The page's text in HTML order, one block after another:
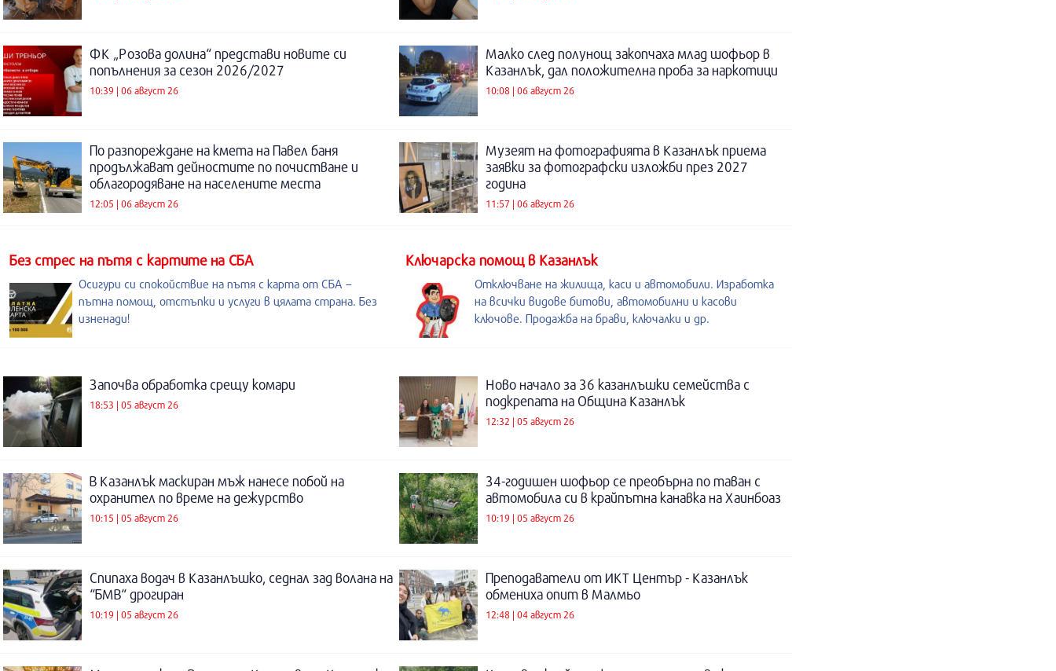
ФК „Розова долина“ представи новите си
попълнения за сезон 2026/2027
10:39 | 06 август 26
Малко след полунощ закопчаха млад шофьор в
Казанлък, дал положителна проба за наркотици
10:08 | 06 август 26
По разпореждане на кмета на Павел баня
продължават дейностите по почистване и
облагородяване на населените места
12:05 | 06 август 26
Музеят на фотографията в Казанлък приема
заявки за фотографски изложби през 2027
година
11:57 | 06 август 26
Без стрес на пътя с картите на СБА
Осигури си спокойствие на пътя с карта от СБА –
пътна помощ, отстъпки и услуги в цялата страна. Без
изненади!
Kлючарска помощ в Казанлък
Отключване на жилища, каси и автомобили. Изработка
на всички видове битови, автомобилни и касови
ключове. Продажба на брави, ключалки и др.
Започва обработка срещу комари
18:53 | 05 август 26
Ново начало за 36 казанлъшки семейства с
подкрепата на Община Казанлък
12:32 | 05 август 26
В Казанлък маскиран мъж нанесе побой на
охранител по време на дежурство
10:15 | 05 август 26
34-годишен шофьор се преобърна по таван с
автомобила си в крайпътна канавка на Хаинбоаз
10:19 | 05 август 26
Спипаха водач в Казанлъшко, седнал зад волана на
“БМВ“ дрогиран
10:19 | 05 август 26
Преподаватели от ИКТ Център - Казанлък
обмениха опит в Малмьо
12:48 | 04 август 26